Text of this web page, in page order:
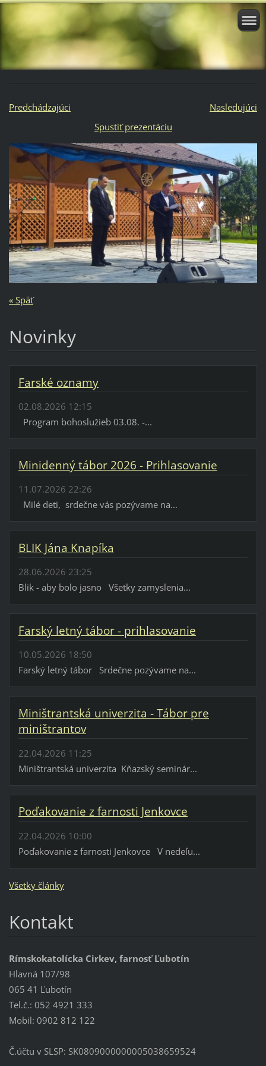
Predchádzajúci
Nasledujúci
Spustiť prezentáciu
« Späť
Novinky
Farské oznamy
02.08.2026 12:15
Program bohoslužieb 03.08. -...
Minidenný tábor 2026 - Prihlasovanie
11.07.2026 22:26
Milé deti, srdečne vás pozývame na...
BLIK Jána Knapíka
28.06.2026 23:25
Blik - aby bolo jasno Všetky zamyslenia...
Farský letný tábor - prihlasovanie
10.05.2026 18:50
Farský letný tábor Srdečne pozývame na...
Miništrantská univerzita - Tábor pre
miništrantov
22.04.2026 11:25
Miništrantská univerzita Kňazský seminár...
Poďakovanie z farnosti Jenkovce
22.04.2026 10:00
Poďakovanie z farnosti Jenkovce V nedeľu...
Všetky články
Kontakt
Rímskokatolícka Cirkev, farnosť Ľubotín
Hlavná 107/98
065 41 Ľubotín
Tel.č.: 052 4921 333
Mobil: 0902 812 122
Č.účtu v SLSP: SK0809000000005038659524